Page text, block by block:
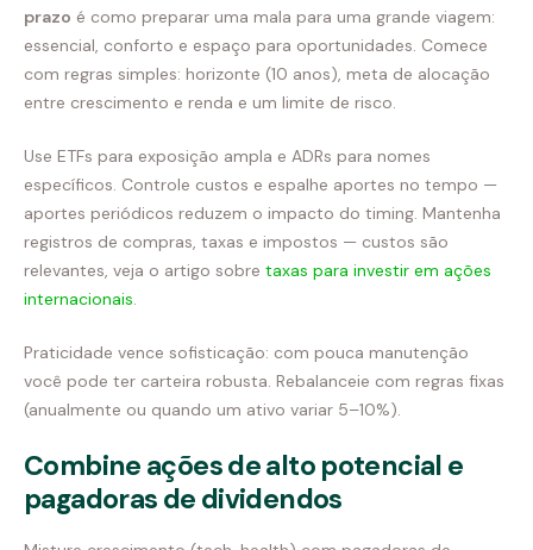
prazo é como preparar uma mala para uma grande viagem:
essencial, conforto e espaço para oportunidades. Comece
com regras simples: horizonte (10 anos), meta de alocação
entre crescimento e renda e um limite de risco.
Use ETFs para exposição ampla e ADRs para nomes
específicos. Controle custos e espalhe aportes no tempo —
aportes periódicos reduzem o impacto do timing. Mantenha
registros de compras, taxas e impostos — custos são
relevantes, veja o artigo sobre taxas para investir em ações
internacionais.
Praticidade vence sofisticação: com pouca manutenção
você pode ter carteira robusta. Rebalanceie com regras fixas
(anualmente ou quando um ativo variar 5–10%).
Combine ações de alto potencial e
pagadoras de dividendos